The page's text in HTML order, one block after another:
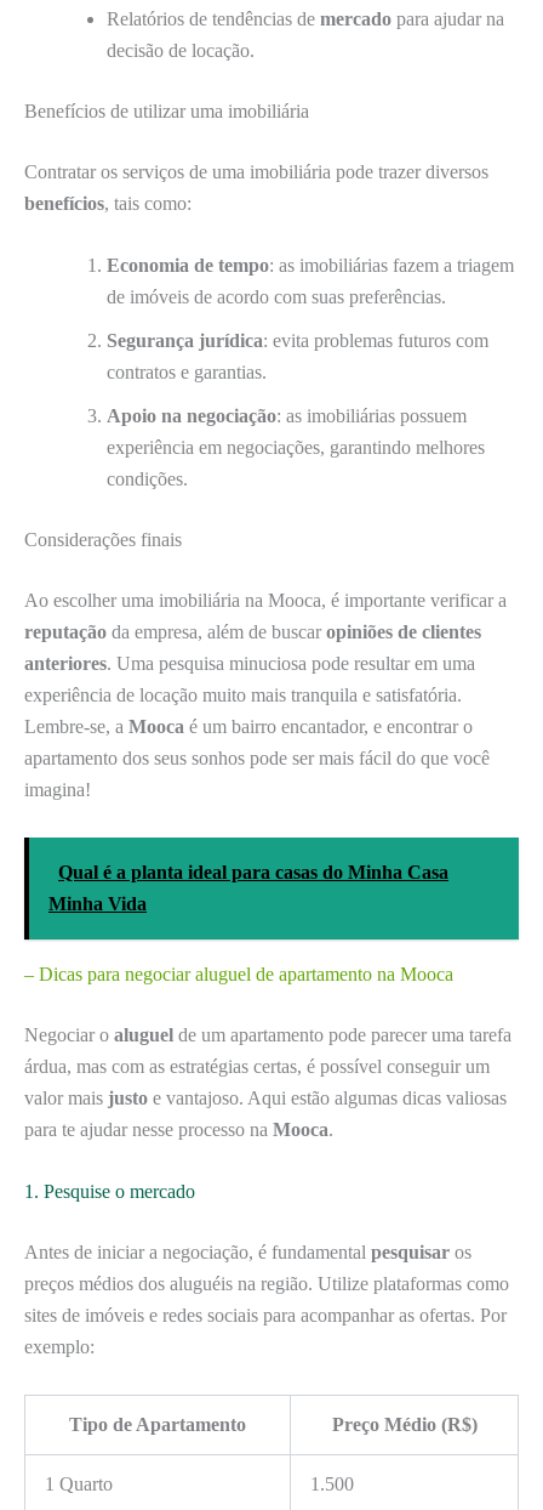
Relatórios de tendências de mercado para ajudar na
decisão de locação.
Benefícios de utilizar uma imobiliária
Contratar os serviços de uma imobiliária pode trazer diversos
benefícios, tais como:
Economia de tempo: as imobiliárias fazem a triagem
de imóveis de acordo com suas preferências.
Segurança jurídica: evita problemas futuros com
contratos e garantias.
Apoio na negociação: as imobiliárias possuem
experiência em negociações, garantindo melhores
condições.
Considerações finais
Ao escolher uma imobiliária na Mooca, é importante verificar a
reputação da empresa, além de buscar opiniões de clientes
anteriores. Uma pesquisa minuciosa pode resultar em uma
experiência de locação muito mais tranquila e satisfatória.
Lembre-se, a Mooca é um bairro encantador, e encontrar o
apartamento dos seus sonhos pode ser mais fácil do que você
imagina!
Qual é a planta ideal para casas do Minha Casa
Minha Vida
– Dicas para negociar aluguel de apartamento na Mooca
Negociar o aluguel de um apartamento pode parecer uma tarefa
árdua, mas com as estratégias certas, é possível conseguir um
valor mais justo e vantajoso. Aqui estão algumas dicas valiosas
para te ajudar nesse processo na Mooca.
1. Pesquise o mercado
Antes de iniciar a negociação, é fundamental pesquisar os
preços médios dos aluguéis na região. Utilize plataformas como
sites de imóveis e redes sociais para acompanhar as ofertas. Por
exemplo:
Tipo de Apartamento Preço Médio (R$)
1 Quarto 1.500